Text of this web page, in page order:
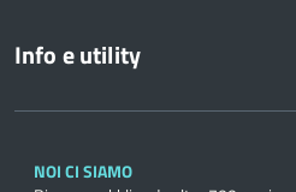
Info e utility
NOI CI SIAMO